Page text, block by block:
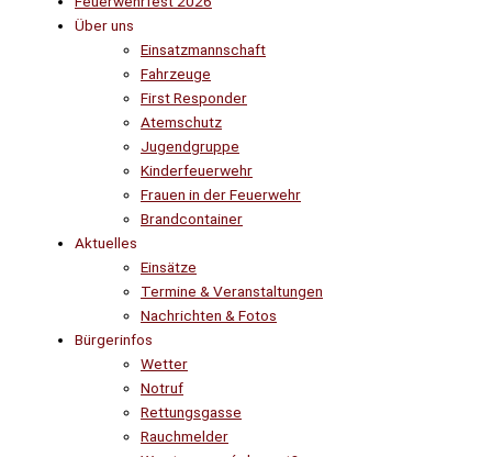
Über uns
Einsatzmannschaft
Fahrzeuge
First Responder
Atemschutz
Jugendgruppe
Kinderfeuerwehr
Frauen in der Feuerwehr
Brandcontainer
Aktuelles
Einsätze
Termine & Veranstaltungen
Nachrichten & Fotos
Bürgerinfos
Wetter
Notruf
Rettungsgasse
Rauchmelder